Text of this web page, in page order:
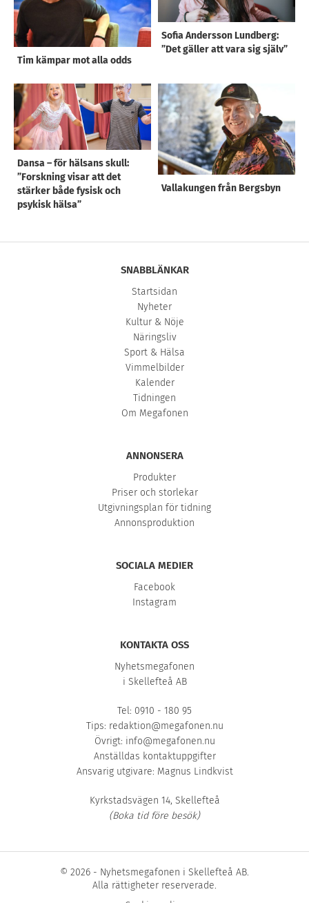
Tim kämpar mot alla odds
Sofia Andersson Lundberg:
”Det gäller att vara sig själv”
Dansa – för hälsans skull:
”Forskning visar att det
stärker både fysisk och
psykisk hälsa”
Vallakungen från Bergsbyn
SNABBLÄNKAR
Startsidan
Nyheter
Kultur & Nöje
Näringsliv
Sport & Hälsa
Vimmelbilder
Kalender
Tidningen
Om Megafonen
ANNONSERA
Produkter
Priser och storlekar
Utgivningsplan för tidning
Annonsproduktion
SOCIALA MEDIER
Facebook
Instagram
KONTAKTA OSS
Nyhetsmegafonen
i Skellefteå AB
Tel: 0910 - 180 95
Tips: redaktion@megafonen.nu
Övrigt: info@megafonen.nu
Anställdas kontaktuppgifter
Ansvarig utgivare: Magnus Lindkvist
Kyrkstadsvägen 14, Skellefteå
(Boka tid före besök)
© 2026 - Nyhetsmegafonen i Skellefteå AB.
Alla rättigheter reserverade.